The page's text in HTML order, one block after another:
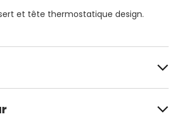
et tête thermostatique design.